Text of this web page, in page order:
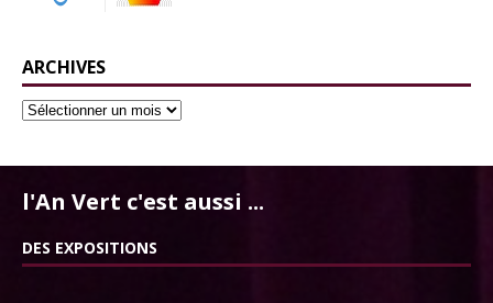
ARCHIVES
l'An Vert c'est aussi ...
DES EXPOSITIONS